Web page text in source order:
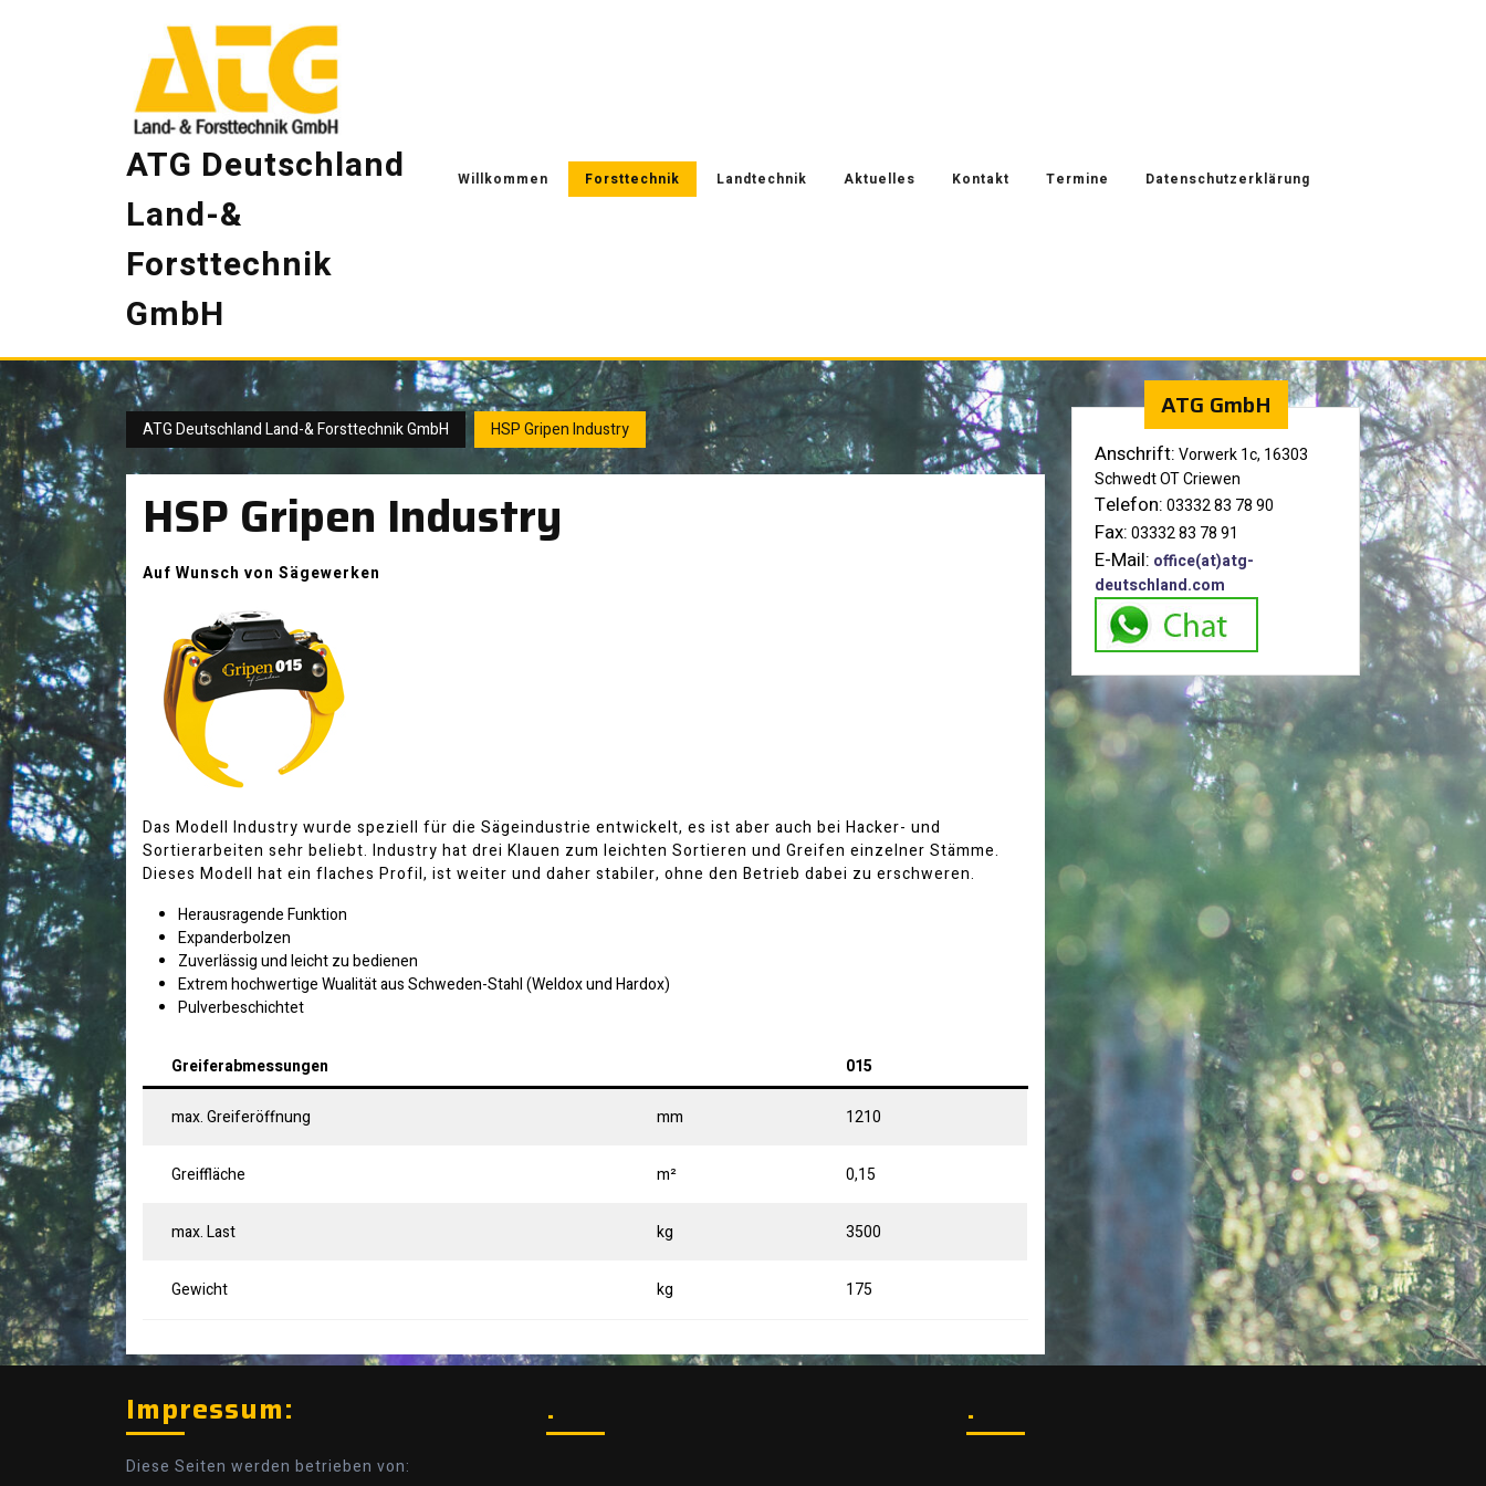
ATG Deutschland
Land-&
Forsttechnik
GmbH
Willkommen Forsttechnik Landtechnik Aktuelles Kontakt Termine Datenschutzerklärung
ATG Deutschland Land-& Forsttechnik GmbH HSP Gripen Industry
HSP Gripen Industry
Auf Wunsch von Sägewerken
Das Modell Industry wurde speziell für die Sägeindustrie entwickelt, es ist aber auch bei Hacker- und
Sortierarbeiten sehr beliebt. Industry hat drei Klauen zum leichten Sortieren und Greifen einzelner Stämme.
Dieses Modell hat ein flaches Profil, ist weiter und daher stabiler, ohne den Betrieb dabei zu erschweren.
Herausragende Funktion
Expanderbolzen
Zuverlässig und leicht zu bedienen
Extrem hochwertige Wualität aus Schweden-Stahl (Weldox und Hardox)
Pulverbeschichtet
Greiferabmessungen 015
max. Greiferöffnung mm 1210
Greiffläche m² 0,15
max. Last kg 3500
Gewicht kg 175
ATG GmbH
Anschrift:Vorwerk 1c, 16303
Schwedt OT Criewen
Telefon:03332 83 78 90
Fax:03332 83 78 91
E-Mail: office(at)atg-
deutschland.com
Impressum:
Diese Seiten werden betrieben von:
. .